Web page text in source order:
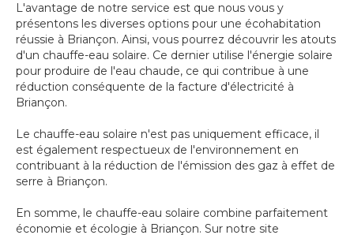
L'avantage de notre service est que nous vous y
présentons les diverses options pour une écohabitation
réussie à Briançon. Ainsi, vous pourrez découvrir les atouts
d'un chauffe-eau solaire. Ce dernier utilise l'énergie solaire
pour produire de l'eau chaude, ce qui contribue à une
réduction conséquente de la facture d'électricité à
Briançon.
Le chauffe-eau solaire n'est pas uniquement efficace, il
est également respectueux de l'environnement en
contribuant à la réduction de l'émission des gaz à effet de
serre à Briançon.
En somme, le chauffe-eau solaire combine parfaitement
économie et écologie à Briançon. Sur notre site